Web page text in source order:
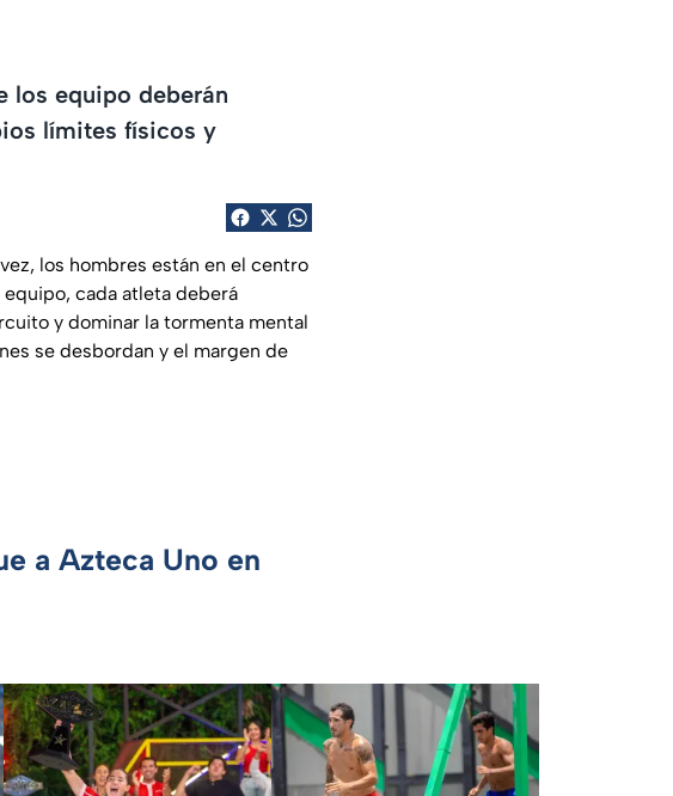
los equipo deberán
límites físicos y
los hombres están en el centro
cada atleta deberá
y dominar la tormenta mental
se desbordan y el margen de
a Azteca Uno en